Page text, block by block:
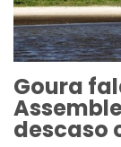
Goura
descaso